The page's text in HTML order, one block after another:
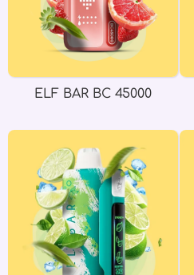
ELF BAR BC 45000